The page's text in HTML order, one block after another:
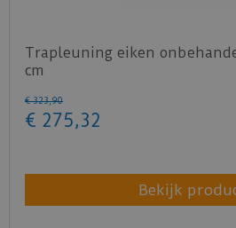
Trapleuning eiken
cm
€ 323,90
€ 275,32
Bekijk